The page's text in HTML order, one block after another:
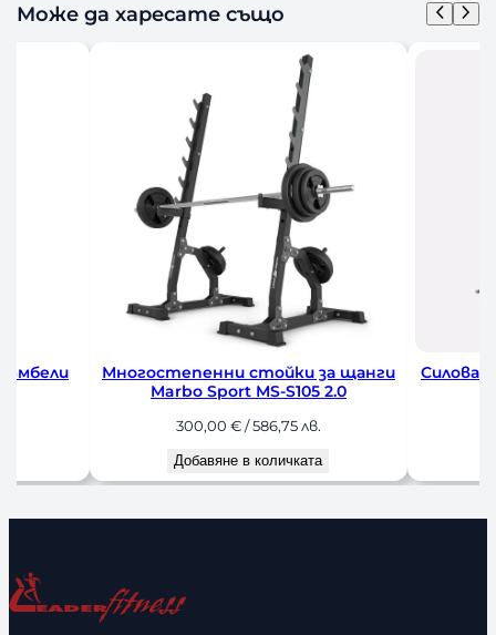
Може да харесате също
Многостепенни стойки за щанги
Marbo Sport MS-S105 2.0
300,00 €/ 586,75 лв.
Добавяне в количката
Силова